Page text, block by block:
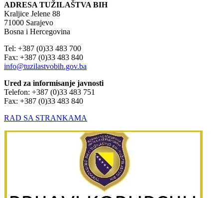
ADRESA TUŽILAŠTVA BIH
Kraljice Jelene 88
71000 Sarajevo
Bosna i Hercegovina
Tel: +387 (0)33 483 700
Fax: +387 (0)33 483 840
info@tuzilastvobih.gov.ba
Ured za informisanje javnosti
Telefon: +387 (0)33 483 751
Fax: +387 (0)33 483 840
RAD SA STRANKAMA